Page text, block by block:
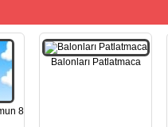
8
Balonları Patlatmaca